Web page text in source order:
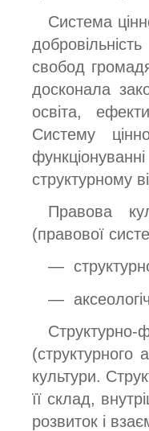
Система
свобод
досконала
освіта,
Систему
структурному
Правова
(правової
—
—
(структурного
культури.
її склад,
розвиток і